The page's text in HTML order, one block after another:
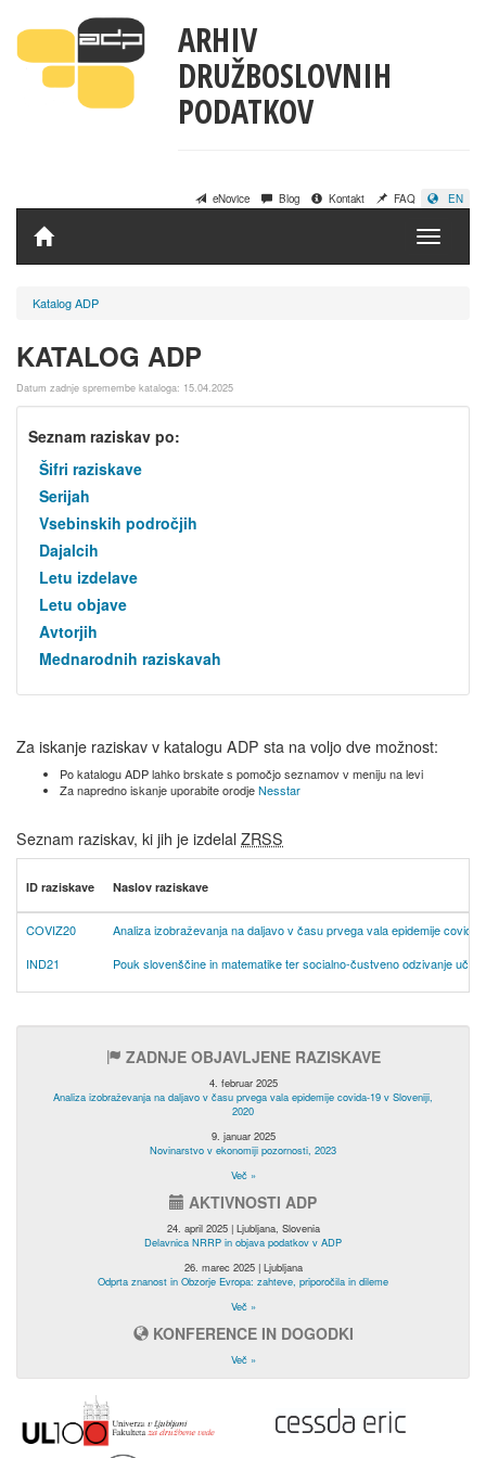
ARHIV
DRUŽBOSLOVNIH
PODATKOV
eNovice Blog Kontakt FAQ EN
Domov
Katalog ADP
KATALOG ADP
Datum zadnje spremembe kataloga: 15.04.2025
Seznam raziskav po:
Šifri raziskave
Serijah
Vsebinskih področjih
Dajalcih
Letu izdelave
Letu objave
Avtorjih
Mednarodnih raziskavah
Za iskanje raziskav v katalogu ADP sta na voljo dve možnost:
Po katalogu ADP lahko brskate s pomočjo seznamov v meniju na levi
Za napredno iskanje uporabite orodjeNesstar
Seznam raziskav, ki jih je izdelal ZRSS
ID raziskave Naslov raziskave
COVIZ20
Analiza izobraževanja na daljavo v času prvega vala epidemije
IND21
Pouk slovenščine in matematike ter socialno-čustveno odzivanje
ZADNJE OBJAVLJENE RAZISKAVE
4. februar 2025
Analiza izobraževanja na daljavo v času prvega vala epidemije covida-19 v Sloveniji,
2020
9. januar 2025
Novinarstvo v ekonomiji pozornosti, 2023
Več »
AKTIVNOSTI ADP
24. april 2025 | Ljubljana, Slovenia
Delavnica NRRP in objava podatkov v ADP
26. marec 2025 | Ljubljana
Odprta znanost in Obzorje Evropa: zahteve, priporočila in dileme
Več »
KONFERENCE IN DOGODKI
Več »